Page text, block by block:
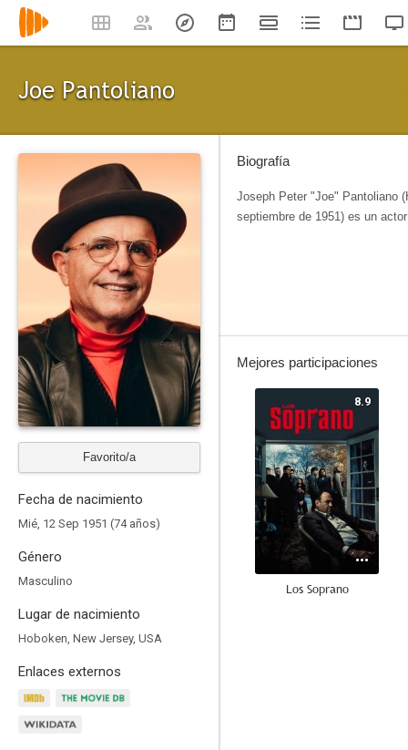
Joe Pantoliano
Favorito/a
Fecha de nacimiento
Mié, 12 Sep 1951 (74 años)
Género
Masculino
Lugar de nacimiento
Hoboken, New Jersey, USA
Enlaces externos
Biografía
Joseph Peter "Joe" Pantoliano
septiembre de 1951) es un
Mejores participaciones
8.9
Los Soprano